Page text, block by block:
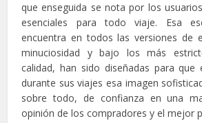
que enseguida se nota por los
esenciales para todo viaje. Esa
encuentra en todos las versiones de
minuciosidad y bajo los más
calidad, han sido diseñadas para que
durante sus viajes esa imagen
sobre todo, de confianza en una
opinión de los compradores y el mejor